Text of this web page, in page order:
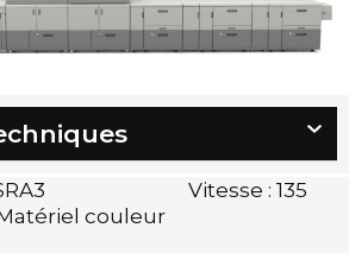
SRA3 Vitesse : 135
couleur